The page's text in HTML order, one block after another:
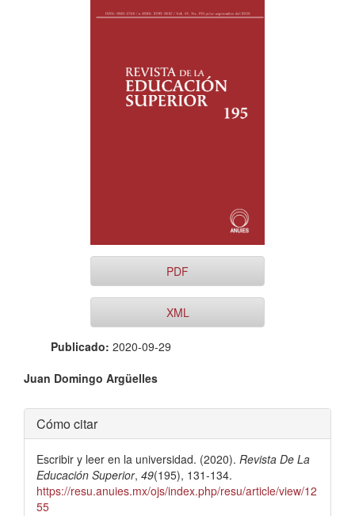
PDF
XML
Publicado: 2020-09-29
Contenido
principal
del
artículo
Juan Domingo Argüelles
Detalles
del
artículo
Cómo citar
Escribir y leer en la universidad. (2020). Revista De La
Educación Superior, 49(195), 131-134.
https://resu.anuies.mx/ojs/index.php/resu/article/view/12
55